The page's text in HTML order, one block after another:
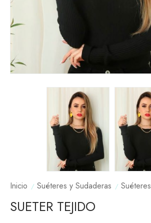
Inicio Suéteres y Sudaderas Suéteres
SUETER TEJIDO